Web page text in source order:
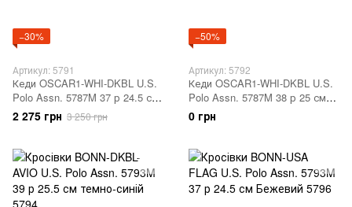
−30%
Артикул: 5791
Кеди OSCAR1-WHI-DKBL U.S.
Polo Assn. 5787M 37 р 24.5 см
Білий 5791
2 275 грн 3 250 грн
−50%
Артикул: 5792
Кеди OSCAR1-WHI-DKBL U.S.
Polo Assn. 5787M 38 р 25 см
Білий 5792
0 грн